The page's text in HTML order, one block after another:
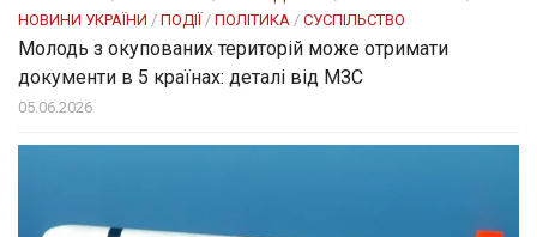
НОВИНИ УКРАЇНИ / ПОДІЇ / ПОЛІТИКА / СУСПІЛЬСТВО
Молодь з окупованих територій може отримати
документи в 5 країнах: деталі від МЗС
05.06.2026